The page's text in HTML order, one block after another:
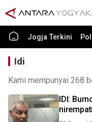
Jogja Terkini
Idi
Kami mempunyai 268
IDI: